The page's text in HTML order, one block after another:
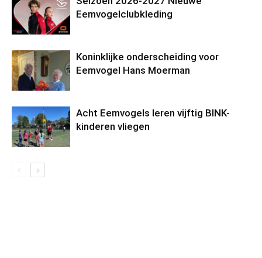
Eemvogelclubkleding
Koninklijke onderscheiding voor
Eemvogel Hans Moerman
Acht Eemvogels leren vijftig BINK-
kinderen vliegen